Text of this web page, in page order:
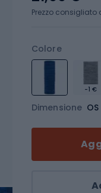
Colore
-1 €
Dimensione OS
Prezzo consigliato